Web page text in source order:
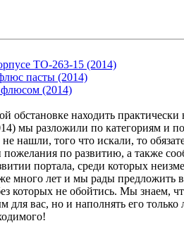
TO-263-15 (2014)
пасты (2014)
(2014)
находить практически
мы разложили по категориям и
нашли, того что искали, то
по развитию, а также
портала, среди которых
много лет и мы рады предложить
которых не обойтись. Мы знаем,
для вас, но и наполнять его